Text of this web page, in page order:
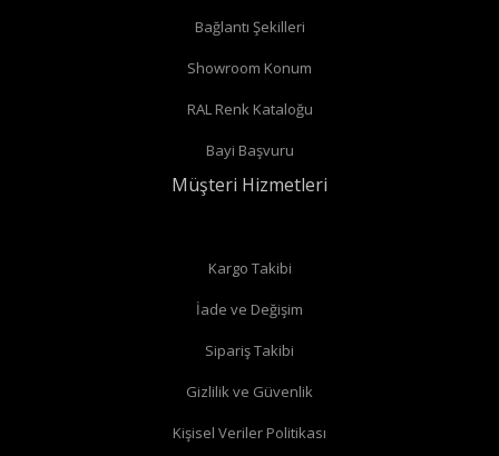
köşe vana
alabilirsiniz.
Radyatör borularınız duvardan çıkıyor ve radyatörün arka
düz vanaalabilirsiniz.
Düz radyatör vanalarında
Bağlantı Şekilleri
Showroom Konum
RAL Renk Kataloğu
Bayi Başvuru
Müşteri Hizmetleri
Kargo Takibi
İade ve Değişim
Sipariş Takibi
Gizlilik ve Güvenlik
Kişisel Veriler Politikası